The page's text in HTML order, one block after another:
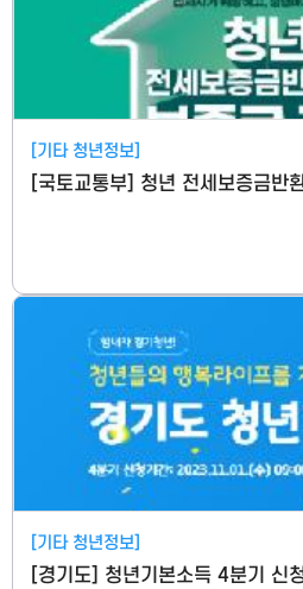
[기타 청년정보]
[국토교통부] 청년 전세보증금반
[기타 청년정보]
[경기도] 청년기본소득 4분기 신